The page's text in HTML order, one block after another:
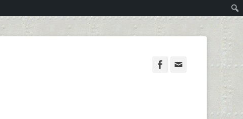
Facebook